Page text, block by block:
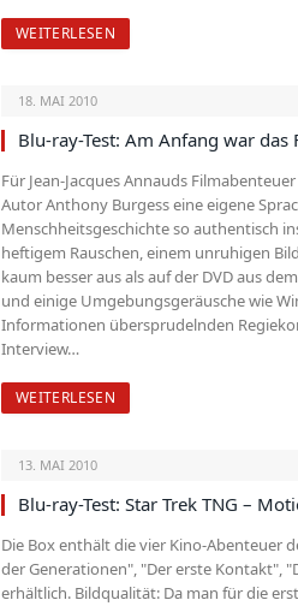
WEITERLESEN
18. MAI 2010
Blu-ray-Test: Am Anfang war das
Für Jean-Jacques Annauds
Autor Anthony Burgess eine eigene
Menschheitsgeschichte so authentisch
heftigem Rauschen, einem unruhigen
kaum besser aus als auf der DVD aus
und einige Umgebungsgeräusche wie
Informationen übersprudelnden
Interview…
WEITERLESEN
13. MAI 2010
Blu-ray-Test: Star Trek TNG –
Die Box enthält die vier Kino-Abenteuer
der Generationen", "Der erste Kontakt",
erhältlich. Bildqualität: Da man für die